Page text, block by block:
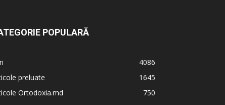
POPULARĂ
4086
preluate
1645
Ortodoxia.md
750